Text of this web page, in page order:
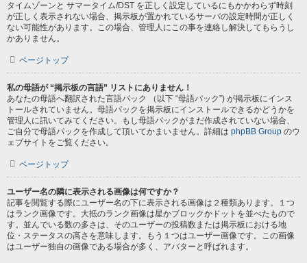
タイムゾーンと サマータイム/DST を正しく設定しているにもかかわらず時刻
が正しく表示されない場合、掲示板が置かれているサーバの設定時間が正しく
ない可能性があります。この場合、管理人にこの事を連絡し解決してもらうし
かありません。
ページトップ
私の母語が “掲示板の言語” リストにありません！
あなたの母語へ翻訳された言語パック （以下 “母語パック”) が掲示板にインス
トールされていません。母語パックを掲示板にインストールできるかどうかを
管理人に訊いてみてください。もし母語パックがまだ作成されていない場合、
ご自分で母語パックを作成して頂いてかまいません。詳細は phpBB Group のウ
ェブサイトをご覧ください。
ページトップ
ユーザー名の隣に表示される画像は何ですか？
記事を閲覧する際にユーザー名の下に表示される画像は２種類あります。１つ
はランク画像です。大抵のランク画像は星かブロックかドットを並べたもので
す。並んでいる数の多さは、そのユーザーの投稿数または掲示板における地
位・ステータスの高さを意味します。もう１つはユーザー画像です。この画像
はユーザー独自の画像である場合が多く、アバターと呼ばれます。